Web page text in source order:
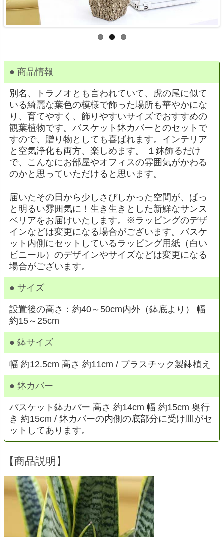
● 商品情報
別名、トラノオとも言われていて、虎の尾に似て
いる綺麗な葉色の模様で飾った場所も華やかにな
り、育てやすく、飾りやすいサイズでおすすめの
観葉植物です。バスケット鉢カバーとのセットで
すので、贈り物としても喜ばれます。インテリア
と空気浄化も両方、楽しめます。 １鉢飾るだけ
で、こんなにお部屋やオフィスの雰囲気がかわる
のかと思っていただけると思います。
届いたその日から少しさびしかった空間が、ぱっ
と明るい雰囲気に！生き生きとした新鮮なサンス
ベリアをお届けいたします。※ラッピングのデザ
インなどは変更になる場合がございます。バスケ
ット内側にセットしているラッピング用紙（白い
ビニール）のデザインやサイズなどは変更になる
場合がございます。
● サイズ
設置後の高さ：約40～50cm内外（鉢底より） 幅
約15～25cm
● 鉢サイズ
幅 約12.5cm 高さ 約11cm / プラスチック製鉢植え
● 鉢カバー
バスケット鉢カバー 高さ 約14cm 幅 約15cm 奥行
き 約15cm / 鉢カバーの内側の底部分に受け皿がセ
ットしてあります。
【商品説明】